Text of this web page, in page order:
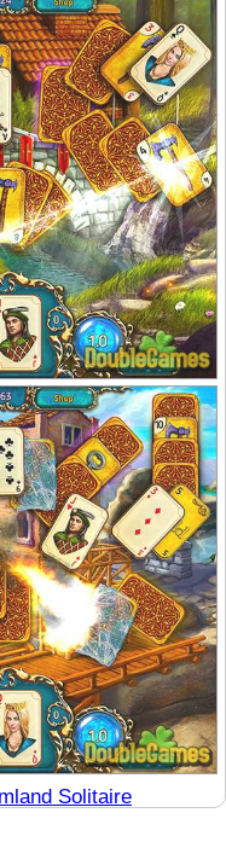
Solitaire